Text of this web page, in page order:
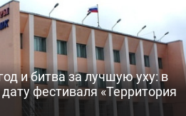
и битва за лучшую уху: в
фестиваля «Территория